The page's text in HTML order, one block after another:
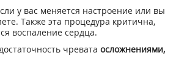
у вас меняется настроение или вы
Также эта процедура критична,
воспаление сердца.
чревата осложнениями,